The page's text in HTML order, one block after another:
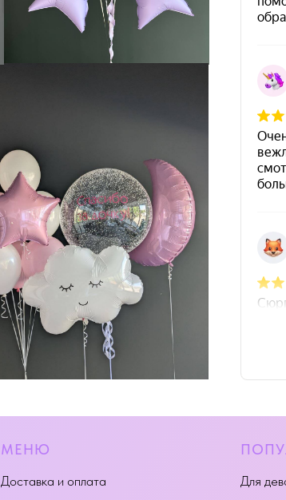
МЕНЮ
Доставка и оплата Для